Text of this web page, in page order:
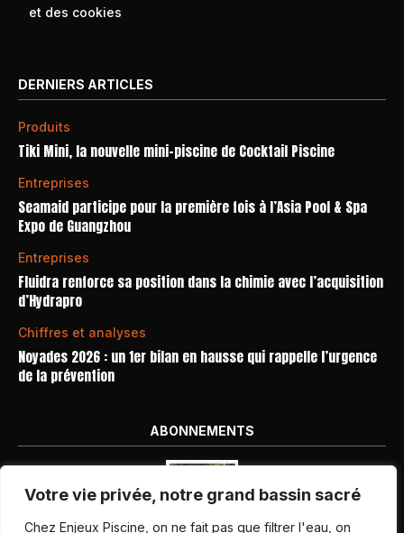
Votre vie privée, notre grand bassin sacré
Chez Enjeux Piscine, on ne fait pas que filtrer l'eau, on
et des cookies
DERNIERS ARTICLES
Produits
Tiki Mini, la nouvelle mini-piscine de Cocktail Piscine
Entreprises
Seamaid participe pour la première fois à l’Asia Pool & Spa
Expo de Guangzhou
Entreprises
Fluidra renforce sa position dans la chimie avec l’acquisition
d’Hydrapro
Chiffres et analyses
Noyades 2026 : un 1er bilan en hausse qui rappelle l’urgence
de la prévention
ABONNEMENTS